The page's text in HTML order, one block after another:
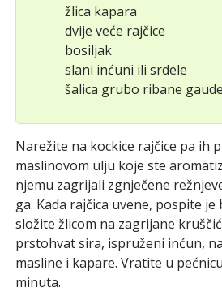
žlica kapara
dvije veće rajčice
bosiljak
slani inćuni ili srdele
šalica grubo ribane gaude
Narežite na kockice rajčice pa ih
maslinovom ulju koje ste
njemu zagrijali zgnječene
ga. Kada rajčica uvene, pospite
složite žlicom na zagrijane
prstohvat sira, ispruženi inćun,
masline i kapare. Vratite u
minuta.